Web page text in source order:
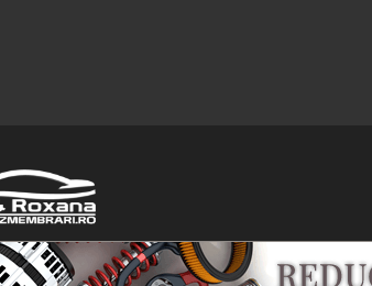
SRL. Toate drepturile rezervate.